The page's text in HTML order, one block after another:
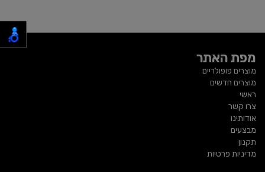
מפת האתר
מוצרים פופולריים
מוצרים חדשים
ראשי
צרו קשר
אודותינו
מבצעים
תקנון
מדיניות פרטיות